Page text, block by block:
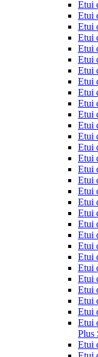
Etui
Etui
Etui
Etui
Etui
Etui
Etui
Etui
Etui
Etui
Etui
Etui
Etui
Etui
Etui
Etui
Etui
Etui
Etui
Etui
Etui
Etui
Etui
Etui
Etui
Etui
Etui
Etui
Etui
Etui
Plus
Etui